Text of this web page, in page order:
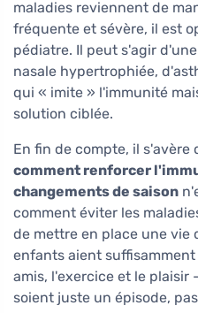
maladies reviennent de
fréquente et sévère, il est
pédiatre. Il peut s'agir
nasale hypertrophiée,
qui « imite » l'immunité
solution ciblée.
En fin de compte, il s'avère
comment renforcer
changements de saison
comment éviter les
de mettre en place une vie
enfants aient
amis, l'exercice et le plaisir
soient juste un épisode,